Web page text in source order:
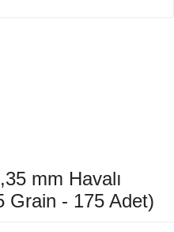
mm Havalı
Grain - 175 Adet)